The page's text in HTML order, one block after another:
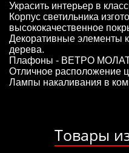
Украсить интерьер в
Корпус светильника
высококачественное
Декоративные элементы
дерева.
Плафоны - ВЕТРО
Отличное расположение
Лампы накаливания в
Товары